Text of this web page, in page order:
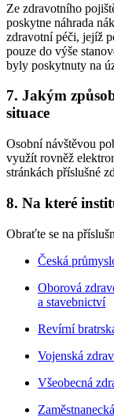
Ze zdravotního
poskytne náhrada
zdravotní péči, jejíž
pouze do výše
byly poskytnuty na
7. Jakým
situace
Osobní návštěvou
využít rovněž
stránkách příslušné
8. Na které
Obraťte se na
Česká
Oborová
a stavebnictví
Revírní
Vojenská
Všeobecná